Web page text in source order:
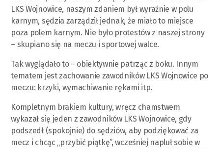
LKS Wojnowice, naszym zdaniem był wyraźnie w polu
karnym, sędzia zarządził jednak, że miało to miejsce
poza polem karnym. Nie było protestów z naszej strony
– skupiano się na meczu i sportowej walce.
Tak wyglądało to – obiektywnie patrząc z boku. Innym
tematem jest zachowanie zawodników LKS Wojnowice po
meczu: krzyki, wymachiwanie rękami itp.
Kompletnym brakiem kultury, wręcz chamstwem
wykazał się jeden z zawodników LKS Wojnowice, gdy
podszedł (spokojnie) do sędziów, aby podziękować za
mecz i chcąc „przybić piątkę”, wcześniej napluł sobie w